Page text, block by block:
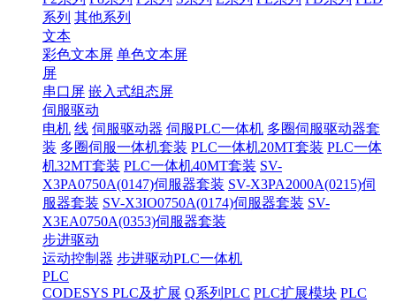
系列 其他系列
文本
彩色文本屏 单色文本屏
屏
串口屏 嵌入式组态屏
伺服驱动
电机 线 伺服驱动器 伺服PLC一体机 多圈伺服驱动器套
装 多圈伺服一体机套装 PLC一体机20MT套装 PLC一体
机32MT套装 PLC一体机40MT套装 SV-
X3PA0750A(0147)伺服器套装 SV-X3PA2000A(0215)伺
服器套装 SV-X3IO0750A(0174)伺服器套装 SV-
X3EA0750A(0353)伺服器套装
步进驱动
运动控制器 步进驱动PLC一体机
PLC
CODESYS PLC及扩展 Q系列PLC PLC扩展模块 PLC